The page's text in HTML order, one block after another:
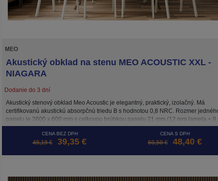
MEO
Akustický obklad na stenu MEO ACOUSTIC XXL -
NIAGARA
Dodanie do 3 dní
Akustický stenový obklad Meo Acoustic je elegantný, praktický, izolačný. Má
certifikovanú akustickú absorpčnú triedu B s hodnotou 0,8 NRC. Rozmer
panelu je 2600 x 600 mm s celkovou hrúbkou panelu 21 mm (12 mm lamela + 9
podložka). Inštalácia je možná 3 spôsobmi: skrutkami priamo do podkladu,
alebo na drevený rošt. Cena je za m2.
CENA BEZ DPH
49,19 € 39,35 €
CENA S DPH
60,50 € 48,40 €